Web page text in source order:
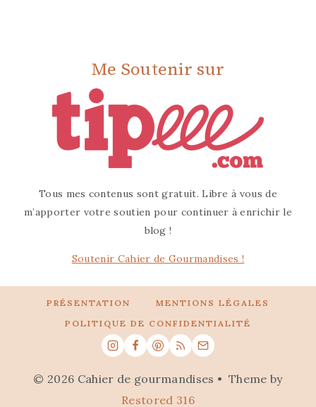
Me Soutenir sur
Tous mes contenus sont gratuit. Libre à vous de
m’apporter votre soutien pour continuer à enrichir le
blog !
Soutenir Cahier de Gourmandises !
PRÉSENTATION
MENTIONS LÉGALES
POLITIQUE DE CONFIDENTIALITÉ
© 2026 Cahier de gourmandises • Theme by
Restored 316